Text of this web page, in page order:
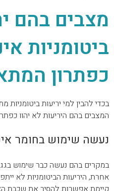
מצבים בהם
ביטומניות
כפתרון
בכדי להבין למי יריעות
המצבים בהם היריעות לא יהוו
נעשה שימוש בחומר
במקרים בהם נעשה כבר שימוש
אחרת, היריעות הביטומניות לא